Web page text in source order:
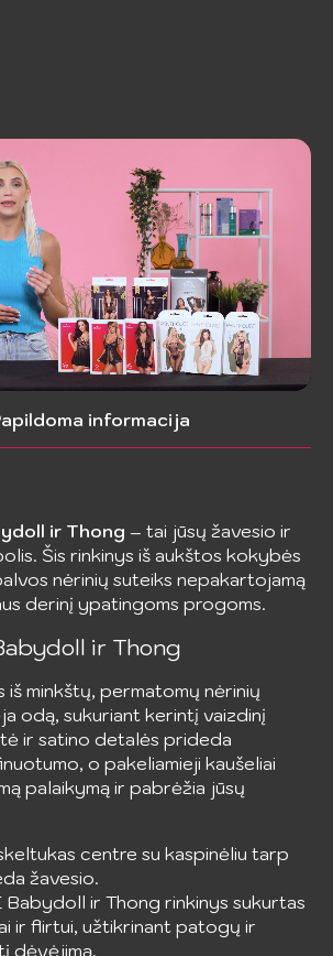
informacija
ir Thong – tai jūsų žavesio ir
Šis rinkinys iš aukštos kokybės
nėrinių suteiks nepakartojamą
derinį ypatingoms progoms.
ir Thong
iš minkštų, permatomų nėrinių
odą, sukuriant kerintį vaizdinį
ir satino detalės prideda
o pakeliamieji kaušeliai
palaikymą ir pabrėžia jūsų
centre su kaspinėliu tarp
žavesio.
Babydoll ir Thong rinkinys sukurtas
ir flirtui, užtikrinant patogų ir
dėvėjimą.